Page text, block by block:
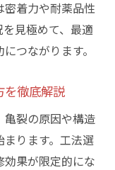
密着力や耐薬品性
見極めて、最適
つながります。
を徹底解説
亀裂の原因や構造
ります。工法選
果が限定的にな